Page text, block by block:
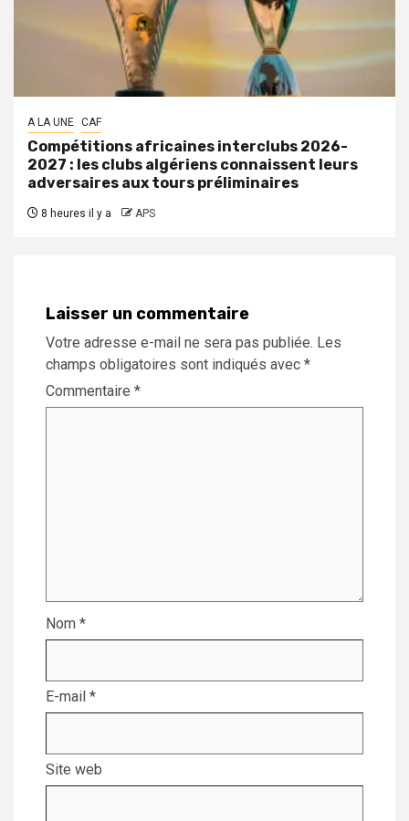
A LA UNE CAF
Compétitions africaines interclubs 2026-
2027 : les clubs algériens connaissent leurs
adversaires aux tours préliminaires
8 heures il y a APS
Laisser un commentaire
Votre adresse e-mail ne sera pas publiée. Les
champs obligatoires sont indiqués avec *
Commentaire *
Nom *
E-mail *
Site web